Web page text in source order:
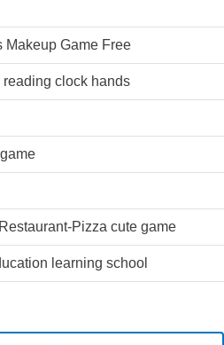
Makeup Game Free
clock hands
Pizza cute game
learning school